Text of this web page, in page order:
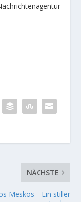
NÄCHSTE
Meskos – Ein stiller